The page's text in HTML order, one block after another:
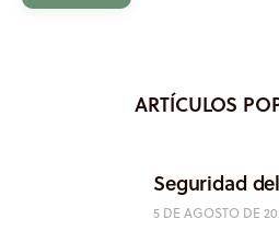
ARTÍCULOS
Seguridad
5 DE AGOSTO DE